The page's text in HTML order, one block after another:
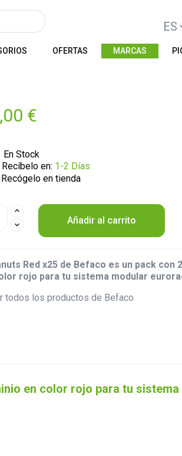
OFERTAS MARCAS
€
En Stock
Recíbelo en: 1-2 Días
Recógelo en tienda
Añadir al carrito
Red x25 de Befaco es un pack con
rojo para tu sistema modular
en color rojo para tu